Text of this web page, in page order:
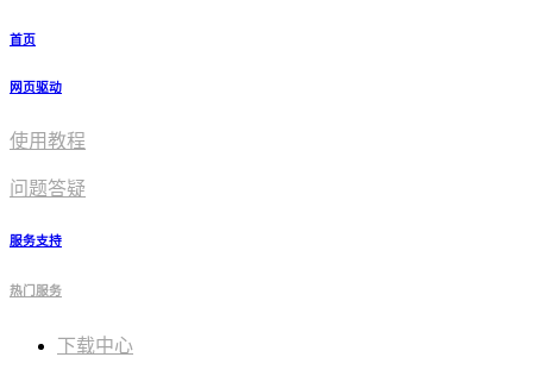
首页
网页驱动
使用教程​
问题答疑
服务支持
热门服务
下载中心